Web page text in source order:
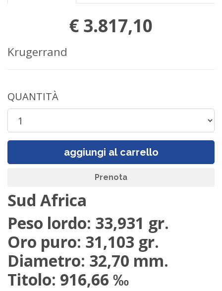
€ 3.817,10
Krugerrand
QUANTITÀ
aggiungi al carrello
Prenota
Sud Africa
Peso lordo: 33,931 gr.
Oro puro: 31,103 gr.
Diametro: 32,70 mm.
Titolo: 916,66 ‰